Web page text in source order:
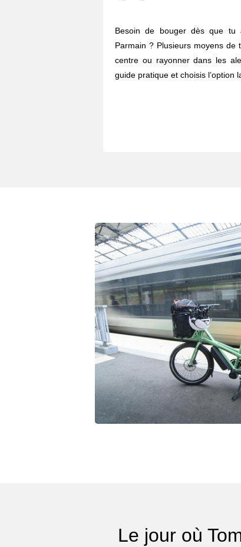
Besoin de bouger dès que
Parmain ? Plusieurs moyens de
centre ou rayonner dans les
guide pratique et choisis l’option
Le jour où